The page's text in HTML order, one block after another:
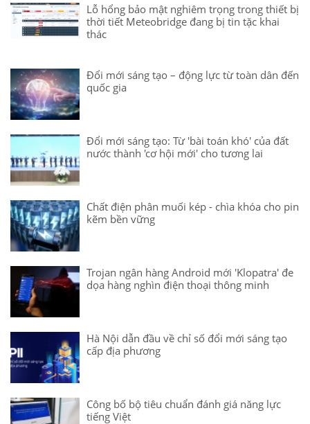
Lỗ hổng bảo mật nghiêm trọng trong thiết bị
thời tiết Meteobridge đang bị tin tặc khai
thác
Đổi mới sáng tạo – động lực từ toàn dân đến
quốc gia
Đổi mới sáng tạo: Từ 'bài toán khó' của đất
nước thành 'cơ hội mới' cho tương lai
Chất điện phân muối kép - chìa khóa cho pin
kẽm bền vững
Trojan ngân hàng Android mới 'Klopatra' đe
dọa hàng nghìn điện thoại thông minh
Hà Nội dẫn đầu về chỉ số đổi mới sáng tạo
cấp địa phương
Công bố bộ tiêu chuẩn đánh giá năng lực
tiếng Việt